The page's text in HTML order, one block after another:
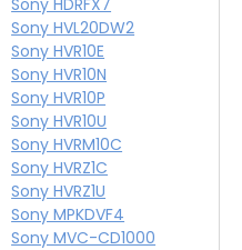
Sony HVL20DW2
Sony HVR10E
Sony HVR10N
Sony HVR10P
Sony HVR10U
Sony HVRM10C
Sony HVRZ1C
Sony HVRZ1U
Sony MPKDVF4
Sony MVC-CD1000